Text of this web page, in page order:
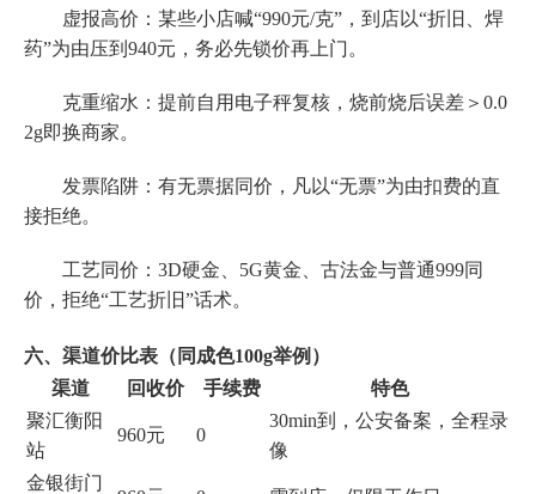
虚报高价：某些小店喊“990元/克”，到店以“折旧、焊
药”为由压到940元，务必先锁价再上门。
克重缩水：提前自用电子秤复核，烧前烧后误差＞0.0
2g即换商家。
发票陷阱：有无票据同价，凡以“无票”为由扣费的直
接拒绝。
工艺同价：3D硬金、5G黄金、古法金与普通999同
价，拒绝“工艺折旧”话术。
六、渠道价比表（同成色100g举例）
渠道
回收价 手续费
特色
聚汇衡阳
站
960元 0
30min到，公安备案，全程录
像
金银街门